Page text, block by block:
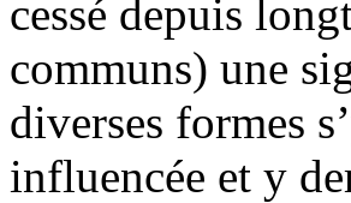
cessé depuis
communs) une
diverses formes
influencée et y